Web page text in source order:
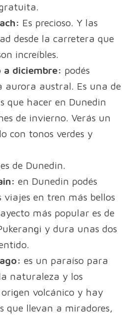
Es precioso. Y las
desde la carretera que
increíbles.
a diciembre: podés
austral. Es una de
que hacer en Dunedin
de invierno. Verás un
con tonos verdes y
de Dunedin.
en Dunedin podés
viajes en tren más bellos
más popular es de
y dura unas dos
es un paraíso para
naturaleza y los
volcánico y hay
que llevan a miradores,